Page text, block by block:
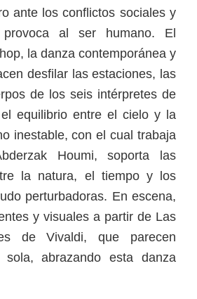
ante los conflictos sociales y
provoca al ser humano. El
la danza contemporánea y
desfilar las estaciones, las
de los seis intérpretes de
equilibrio entre el cielo y la
inestable, con el cual trabaja
Houmi, soporta las
la natura, el tiempo y los
perturbadoras. En escena,
y visuales a partir de Las
de Vivaldi, que parecen
abrazando esta danza